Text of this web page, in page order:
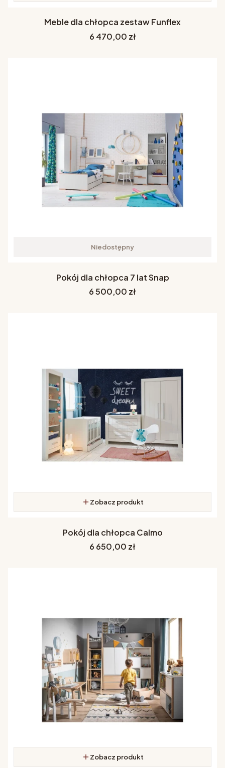
Meble dla chłopca zestaw Funflex
Cena
6 470,00 zł
Niedostępny
Pokój dla chłopca 7 lat Snap
Cena
6 500,00 zł
Zobacz produkt
Pokój dla chłopca Calmo
Cena
6 650,00 zł
Zobacz produkt